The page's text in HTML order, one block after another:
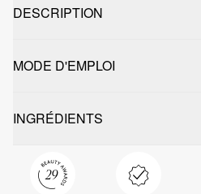
DESCRIPTION
MODE D'EMPLOI
INGRÉDIENTS